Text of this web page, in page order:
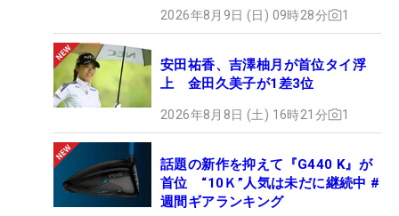
2026年8月9日 (日) 09時28分 1
安田祐香、吉澤柚月が首位タイ浮
上 金田久美子が1差3位
2026年8月8日 (土) 16時21分 1
話題の新作を抑えて『G440 K』が
首位 “10Ｋ”人気は未だに継続中 #
週間ギアランキング